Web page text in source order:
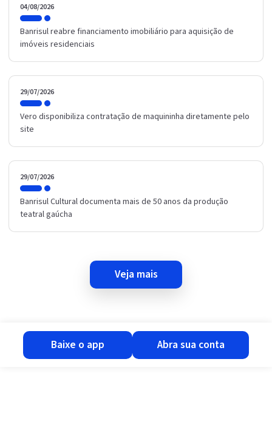
04/08/2026
Banrisul reabre financiamento imobiliário para aquisição de
imóveis residenciais
29/07/2026
Vero disponibiliza contratação de maquininha diretamente pelo
site
29/07/2026
Banrisul Cultural documenta mais de 50 anos da produção
teatral gaúcha
veja mais
baixe o app abra sua conta